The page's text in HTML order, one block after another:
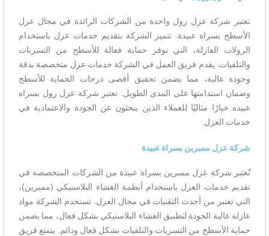
تعتبر شركة عزل رول واحدة من الشركات الرائدة في مجال عزل
الأسطح بسراة عبيدة. تتميز الشركة بتقديم خدمات عزل باستخدام
الرولات العازلة، التي توفر حماية فعالة للأسطح من التسربات
والتلفيات. يقدم فريق العمل في الشركة خدمات عزل متخصصة بدقة
وجودة عالية، مما يضمن تحقيق أقصى درجات الحماية للأسطح
وضمان استدامتها على المدى الطويل. تعتبر شركة عزل رول بسراه
عبيده خيارًا مثاليًا للعملاء الذين يبحثون عن الجودة والاعتمادية في
خدمات العزل.
شركة عزل ممبرين بسراة عبيدة
تُعتبر شركة عزل ممبرين بسراة عبيدة من الشركات المتخصصة في
تقديم خدمات العزل باستخدام أنظمة الغشاء البلاستيكي (ممبرين)،
التي تعتبر من أحدث التقنيات في مجال العزل. تستخدم الشركة مواد
عازلة عالية الجودة لتطبيق الغشاء البلاستيكي بشكل فعال، مما يضمن
حماية الأسطح من التسربات والتلفيات بشكل فعال ودائم. يتمتع فريق